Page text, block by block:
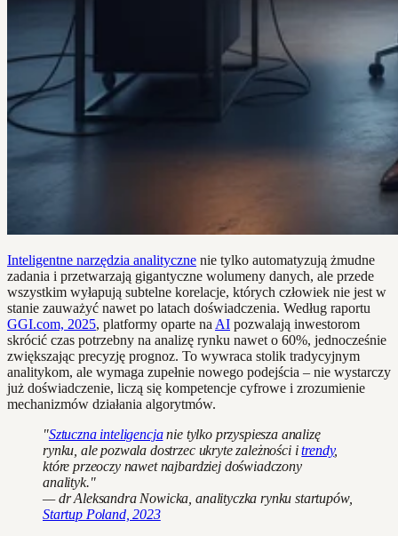
Inteligentne narzędzia analityczne nie tylko automatyzują żmudne
zadania i przetwarzają gigantyczne wolumeny danych, ale przede
wszystkim wyłapują subtelne korelacje, których człowiek nie jest w
stanie zauważyć nawet po latach doświadczenia. Według raportu
GGI.com, 2025, platformy oparte na AI pozwalają inwestorom
skrócić czas potrzebny na analizę rynku nawet o 60%, jednocześnie
zwiększając precyzję prognoz. To wywraca stolik tradycyjnym
analitykom, ale wymaga zupełnie nowego podejścia – nie wystarczy
już doświadczenie, liczą się kompetencje cyfrowe i zrozumienie
mechanizmów działania algorytmów.
"Sztuczna inteligencjanie tylko przyspiesza analizę
rynku, ale pozwala dostrzec ukryte zależności itrendy,
które przeoczy nawet najbardziej doświadczony
analityk."
— dr Aleksandra Nowicka, analityczka rynku startupów,
Startup Poland, 2023